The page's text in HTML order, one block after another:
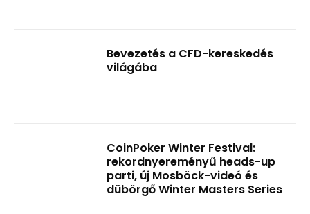
Bevezetés a CFD-kereskedés
világába
CoinPoker Winter Festival:
rekordnyereményű heads-up
parti, új Mosböck-videó és
dübörgő Winter Masters Series